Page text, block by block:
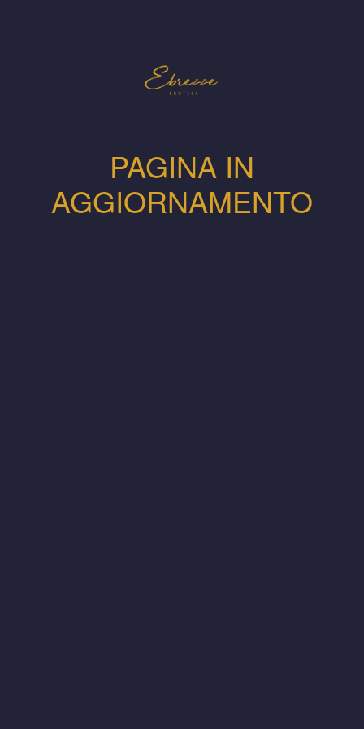
PAGINA IN
AGGIORNAMENTO